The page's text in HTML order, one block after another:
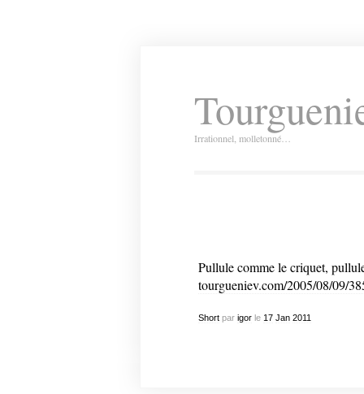
Irrationnel, molletonné…
Pullule comme le criquet,
tourgueniev.com/2005/08/09/
Shortpar igorle 17 Jan 2011